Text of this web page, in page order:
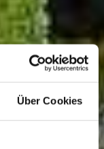
Über Cookies